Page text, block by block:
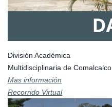
División Académica
Multidisciplinaria de Comalcalco
Mas información
Recorrido Virtual